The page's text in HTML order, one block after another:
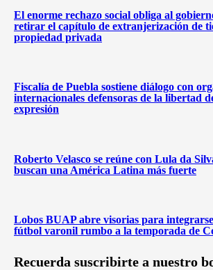
El enorme rechazo social obliga al
retirar el capítulo de extranjerización de
propiedad privada
Fiscalía de Puebla sostiene diálogo con
internacionales defensoras de la libertad
expresión
Roberto Velasco se reúne con Lula da
buscan una América Latina más fuerte
Lobos BUAP abre visorias para
fútbol varonil rumbo a la temporada de
Recuerda suscribirte a nuestro